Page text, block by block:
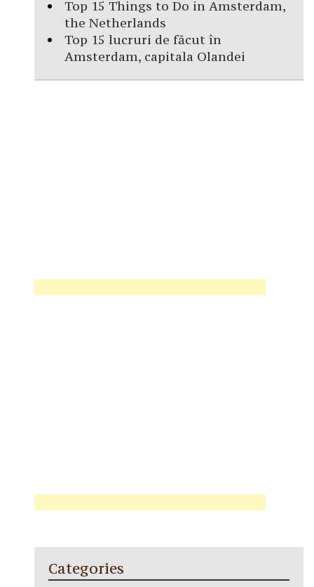
Top 15 Things to Do in Amsterdam,
the Netherlands
Top 15 lucruri de făcut în
Amsterdam, capitala Olandei
Categories